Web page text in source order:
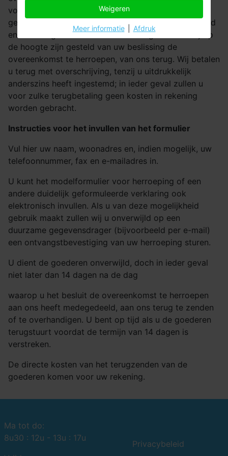
voor een andere wijze van levering dan de door ons
geboden goedkoopste standaard levering) onverwijld
en in ieder geval niet later dan 14 dagen nadat wij op
de hoogte zijn gesteld van uw beslissing de
overeenkomst te herroepen, van ons terug. Wij betalen
u terug met overschrijving, tenzij u uitdrukkelijk
anderszins heeft ingestemd; in ieder geval zullen u
voor zulke terugbetaling geen kosten in rekening
worden gebracht.
Instructies voor het invullen van het formulier
Vul hier uw naam, woonadres en, indien mogelijk, uw
telefoonnummer, fax en e-mailadres in.
U kunt het modelformulier voor herroeping of een
andere duidelijk geformuleerde verklaring ook
elektronisch invullen. Als u van deze mogelijkheid
gebruik maakt zullen wij u onverwijld op een
duurzame gegevensdrager (bijvoorbeeld per e-mail)
een ontvangstbevestiging van uw herroeping sturen.
U dient de goederen onverwijld, doch in ieder geval
niet later dan 14 dagen na de dag
waarop u het besluit de overeenkomst te herroepen
aan ons heeft medegedeeld, aan ons terug te zenden
of te overhandigen. U bent op tijd als u de goederen
terugstuurt voordat de termijn van 14 dagen is
verstreken.
De directe kosten van het terugzenden van de
goederen komen voor uw rekening.
Ma tot do:
8u30 : 12u - 13u : 17u
Privacybeleid
Weigeren
Meer informatie Afdruk